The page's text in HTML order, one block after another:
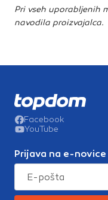
Pri vseh uporabljenih
navodila proizvajalca.
Facebook
YouTube
Prijava na e-novice